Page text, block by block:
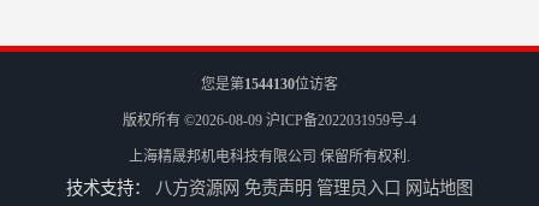
您是第1544130位访客
版权所有 ©2026-08-09 沪ICP备2022031959号-4
上海精晟邦机电科技有限公司 保留所有权利.
技术支持： 八方资源网 免责声明 管理员入口 网站地图